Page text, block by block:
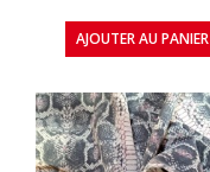
AJOUTER AU PANIER